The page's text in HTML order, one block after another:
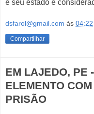
e seu estado é
dsfarol@gmail.com às 04:22
Compartilhar
EM LAJEDO, PE
ELEMENTO
PRISÃO